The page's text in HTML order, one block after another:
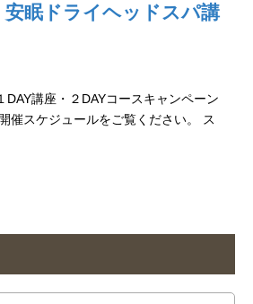
眠ドライヘッドスパ講
DAY講座・２DAYコースキャンペーン
催スケジュールをご覧ください。 ス